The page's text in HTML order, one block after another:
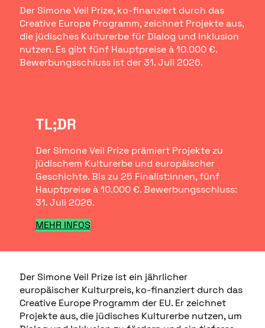
Der Simone Veil Prize, ko-finanziert durch das
Creative Europe Programm, zeichnet Projekte aus,
die jüdisches Kulturerbe für Dialog und Inklusion
nutzen. Es gibt fünf Hauptpreise à 10.000 €.
Bewerbungsschluss ist der 31. Juli 2026.
TL;DR
Der Simone Veil Prize prämiert Projekte zu
jüdischem Kulturerbe und europäischer
Geschichte. Bis zu 25 Finalist:innen, fünf
Hauptpreise à 10.000 €. Bewerbungsschluss:
31. Juli 2026.
MEHR INFOS
Der Simone Veil Prize ist ein jährlicher
europäischer Kulturpreis, ko-finanziert durch das
Creative Europe Programm der EU. Er zeichnet
Projekte aus, die jüdisches Kulturerbe nutzen, um